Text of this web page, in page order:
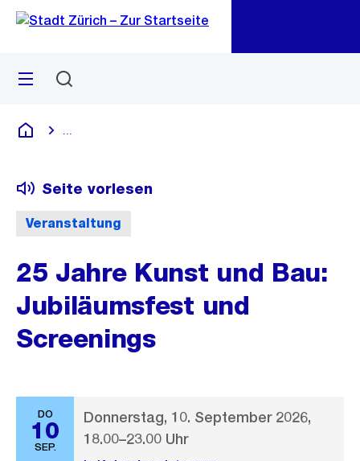
Navigation
Sprunglink
Menü
Deutsch
Veranstaltung
Seite vorlesen
25 Jahre Kunst und Bau:
Jubiläumsfest und
Screenings
DO
10
SEP.
Donnerstag, 10. September 2026,
18.00–23.00 Uhr